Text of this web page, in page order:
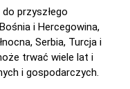
lokalizacje
bez widocznych
jest tylko flaga –
przyszłego
i Hercegowina,
Serbia, Turcja i
trwać wiele lat i
i gospodarczych.